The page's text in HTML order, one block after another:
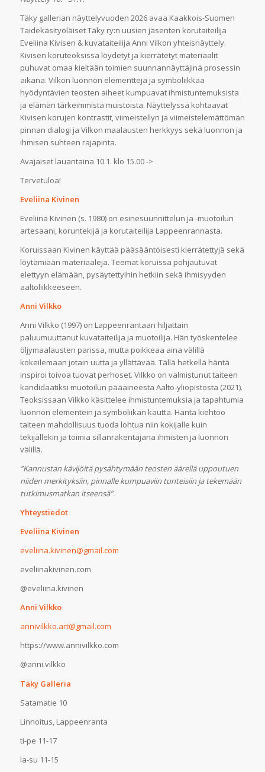
Täky gallerian näyttelyvuoden 2026 avaa Kaakkois-Suomen
Taidekäsityöläiset Täky ry:n uusien jäsenten korutaiteilija
Eveliina Kivisen & kuvataiteilija Anni Vilkon yhteisnäyttely.
Kivisen koruteoksissa löydetyt ja kierrätetyt materiaalit
puhuvat omaa kieltään toimien suunnannäyttäjinä prosessin
aikana. Vilkon luonnon elementtejä ja symboliikkaa
hyödyntävien teosten aiheet kumpuavat ihmistuntemuksista
ja elämän tärkeimmistä muistoista. Näyttelyssä kohtaavat
Kivisen korujen kontrastit, viimeistellyn ja viimeistelemättömän
pinnan dialogi ja Vilkon maalausten herkkyys sekä luonnon ja
ihmisen suhteen rajapinta.
Avajaiset lauantaina 10.1. klo 15.00 ->
Tervetuloa!
Eveliina Kivinen
Eveliina Kivinen (s. 1980) on esinesuunnittelun ja -muotoilun
artesaani, koruntekijä ja korutaiteilija Lappeenrannasta.
Koruissaan Kivinen käyttää pääsääntöisesti kierrätettyjä sekä
löytämiään materiaaleja. Teemat koruissa pohjautuvat
elettyyn elämään, pysäytettyihin hetkiin sekä ihmisyyden
aaltoliikkeeseen.
Anni Vilkko
Anni Vilkko (1997) on Lappeenrantaan hiljattain
paluumuuttanut kuvataiteilija ja muotoilija. Hän työskentelee
öljymaalausten parissa, mutta poikkeaa aina välillä
kokeilemaan jotain uutta ja yllättävää. Tällä hetkellä häntä
inspiroi toivoa tuovat perhoset. Vilkko on valmistunut taiteen
kandidaatiksi muotoilun pääaineesta Aalto-yliopistosta (2021).
Teoksissaan Vilkko käsittelee ihmistuntemuksia ja tapahtumia
luonnon elementein ja symboliikan kautta. Häntä kiehtoo
taiteen mahdollisuus tuoda lohtua niin kokijalle kuin
tekijällekin ja toimia sillanrakentajana ihmisten ja luonnon
välillä.
”Kannustan kävijöitä pysähtymään teosten äärellä uppoutuen
niiden merkityksiin, pinnalle kumpuaviin tunteisiin ja tekemään
tutkimusmatkan itseensä”.
Yhteystiedot
Eveliina Kivinen
eveliina.kivinen@gmail.com
eveliinakivinen.com
@eveliina.kivinen
Anni Vilkko
annivilkko.art@gmail.com
https://www.annivilkko.com
@anni.vilkko
Täky Galleria
Satamatie 10
Linnoitus, Lappeenranta
ti-pe 11-17
la-su 11-15